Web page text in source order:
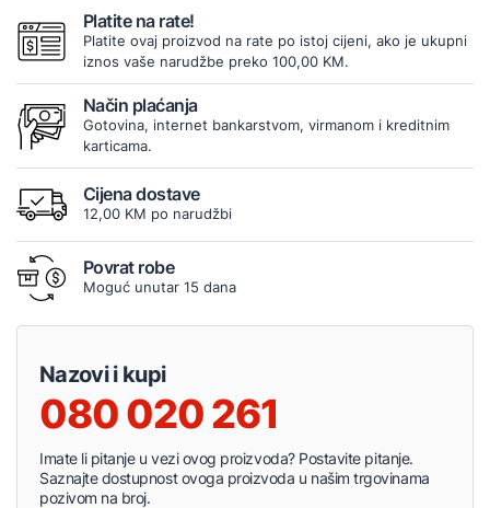
Platite na rate!
Platite ovaj proizvod na rate po istoj cijeni, ako je ukupni
iznos vaše narudžbe preko 100,00 KM.
Način plaćanja
Gotovina, internet bankarstvom, virmanom i kreditnim
karticama.
Cijena dostave
12,00 KM po narudžbi
Povrat robe
Moguć unutar 15 dana
Nazovi i kupi
080 020 261
Imate li pitanje u vezi ovog proizvoda? Postavite pitanje.
Saznajte dostupnost ovoga proizvoda u našim trgovinama
pozivom na broj.